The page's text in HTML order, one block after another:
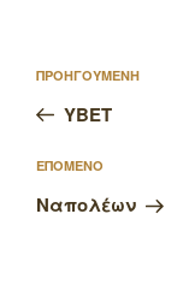
άρθρων
Προηγούμενο
άρθρο
ΠΡΟΗΓΟΥΜΕΝΗ
YBET
Επόμενο
άρθρο
ΕΠΟΜΕΝΟ
Ναπολέων